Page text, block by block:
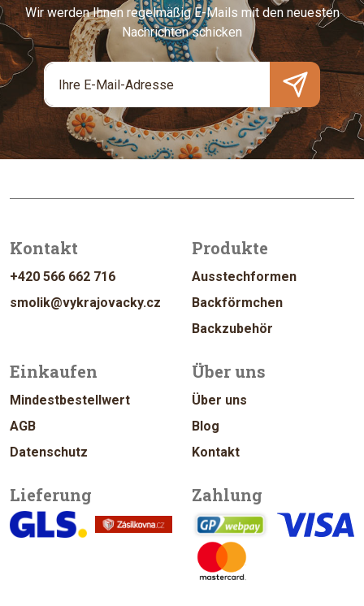
Wir werden Ihnen regelmäßig E-Mails mit den neuesten
Nachrichten schicken
Kontakt
+420 566 662 716
smolik@vykrajovacky.cz
Produkte
Ausstechformen
Backförmchen
Backzubehör
Einkaufen
Mindestbestellwert
AGB
Datenschutz
Über uns
Über uns
Blog
Kontakt
Lieferung Zahlung